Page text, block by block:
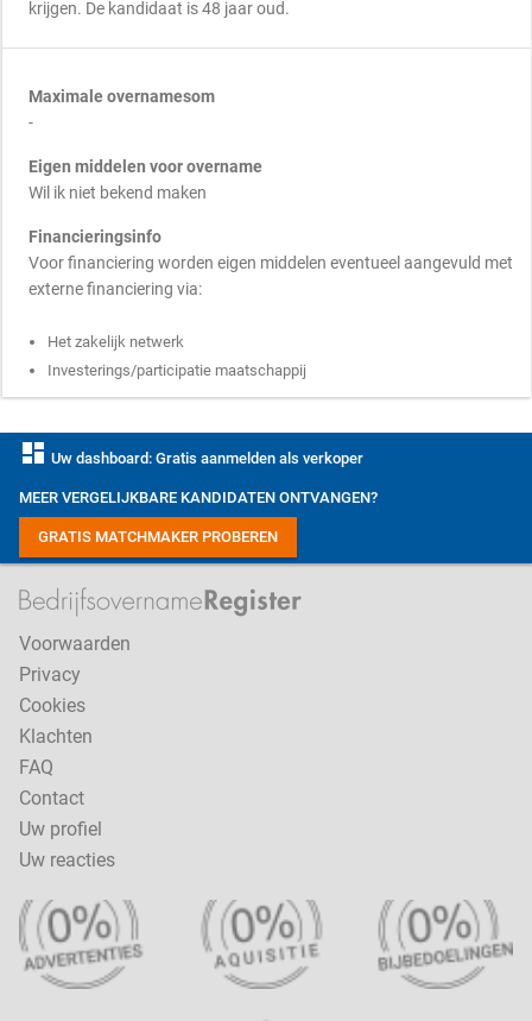
krijgen. De kandidaat is 48 jaar oud.
Maximale overnamesom
-
Eigen middelen voor overname
Wil ik niet bekend maken
Financieringsinfo
Voor financiering worden eigen middelen eventueel aangevuld met
externe financiering via:
Het zakelijk netwerk
Investerings/participatie maatschappij
dashboard Uw dashboard: Gratis aanmelden als verkoper
MEER VERGELIJKBARE KANDIDATEN ONTVANGEN?
GRATIS MATCHMAKER PROBEREN
Voorwaarden
Privacy
Cookies
Klachten
FAQ
Contact
Uw profiel
Uw reacties